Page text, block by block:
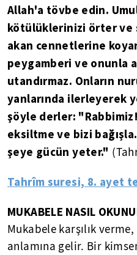
Allah'a tövbe edin.
kötülüklerinizi örter ve
akan cennetlerine
peygamberi ve onunla
utandırmaz. Onların
yanlarında ilerleyerek
şöyle derler:
eksiltme ve bizi
şeye gücün yeter."
Tahrîm suresi, 8. ayet
MUKABELE NASIL
Mukabele karşılık verme,
anlamına gelir. Bir